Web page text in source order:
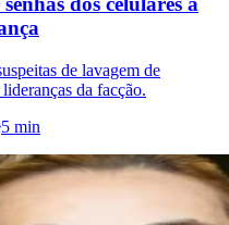
de lavagem de
da facção.
5 min